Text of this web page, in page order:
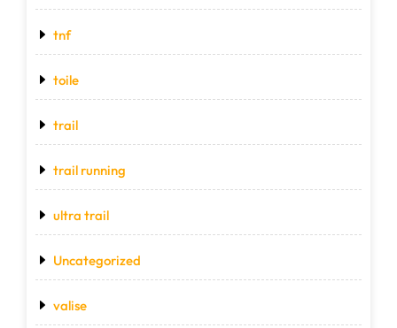
tnf
toile
trail
trail running
ultra trail
Uncategorized
valise